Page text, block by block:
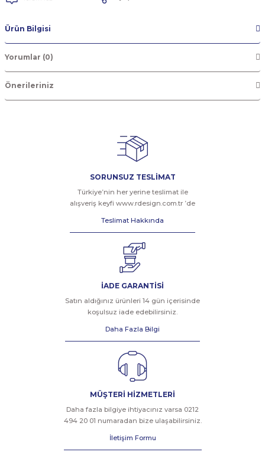
Ürün Bilgisi
Yorumlar (0)
Önerileriniz
SORUNSUZ TESLİMAT
Türkiye’nin her yerine teslimat ile
alışveriş keyfi www.rdesign.com.tr ’de
Teslimat Hakkında
İADE GARANTİSİ
Satın aldığınız ürünleri 14 gün içerisinde
koşulsuz iade edebilirsiniz.
Daha Fazla Bilgi
MÜŞTERİ HİZMETLERİ
Daha fazla bilgiye ihtiyacınız varsa 0212
494 20 01 numaradan bize ulaşabilirsiniz.
İletişim Formu